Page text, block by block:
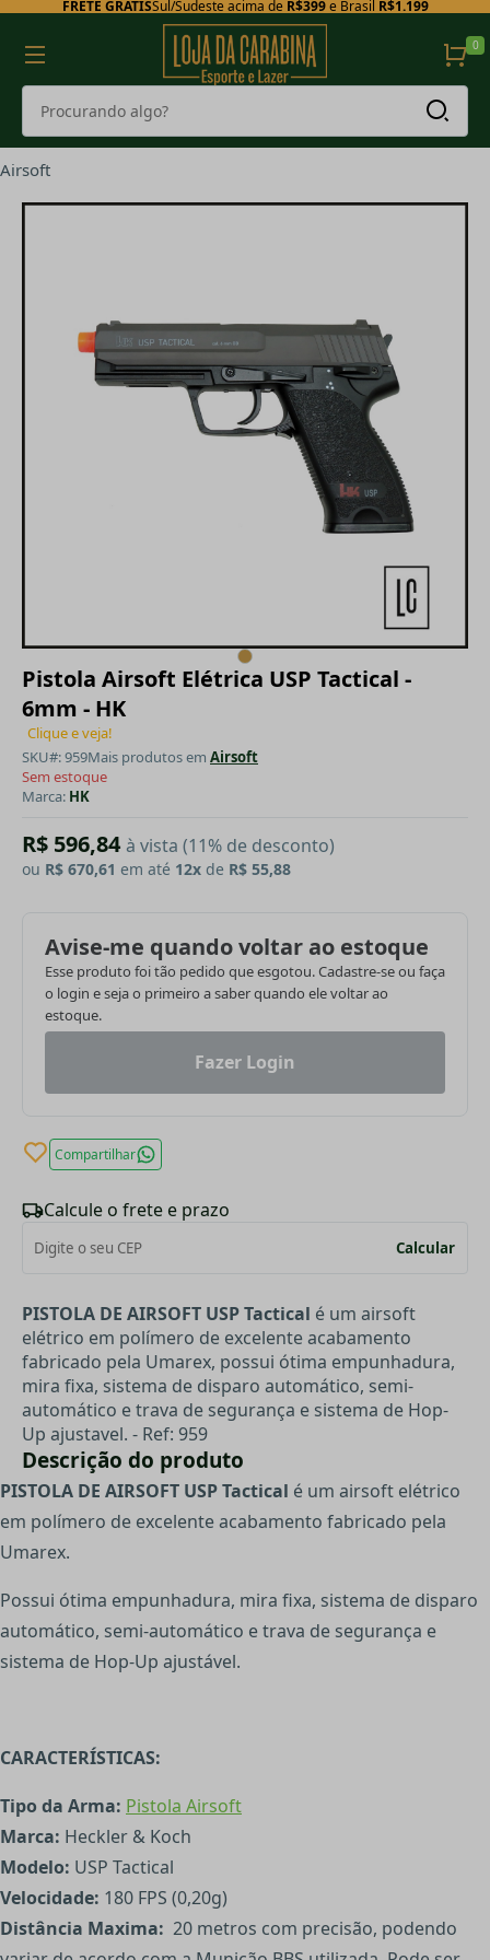
FRETE GRÁTISSul/Sudeste acima de R$399e Brasil R$1.199
0
Airsoft
Pistola Airsoft Elétrica USP Tactical -
6mm - HK
Clique e veja!
SKU#: 959Mais produtos em Airsoft
Sem estoque
Marca: HK
R$ 596,84 à vista (11% de desconto)
ou R$ 670,61 em até 12x de R$ 55,88
Avise-me quando voltar ao estoque
Esse produto foi tão pedido que esgotou. Cadastre-se ou faça
o login e seja o primeiro a saber quando ele voltar ao
estoque.
Fazer Login
Compartilhar
Calcule o frete e prazo
Calcular
PISTOLA DE AIRSOFT USP Tactical é um airsoft
elétrico em polímero de excelente acabamento
fabricado pela Umarex, possui ótima empunhadura,
mira fixa, sistema de disparo automático, semi-
automático e trava de segurança e sistema de Hop-
Up ajustavel. - Ref: 959
Descrição do produto
PISTOLA DE AIRSOFT USP Tactical é um airsoft elétrico
em polímero de excelente acabamento fabricado pela
Umarex.
Possui ótima empunhadura, mira fixa, sistema de disparo
automático, semi-automático e trava de segurança e
sistema de Hop-Up ajustável.
CARACTERÍSTICAS:
Tipo da Arma: Pistola Airsoft
Marca: Heckler & Koch
Modelo: USP Tactical
Velocidade: 180 FPS (0,20g)
Distância Maxima: 20 metros com precisão, podendo